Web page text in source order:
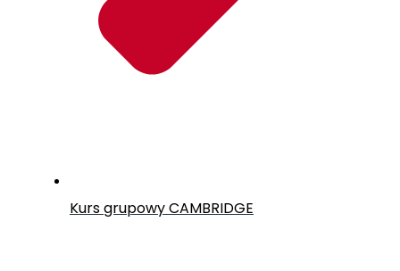
Kurs grupowy CAMBRIDGE